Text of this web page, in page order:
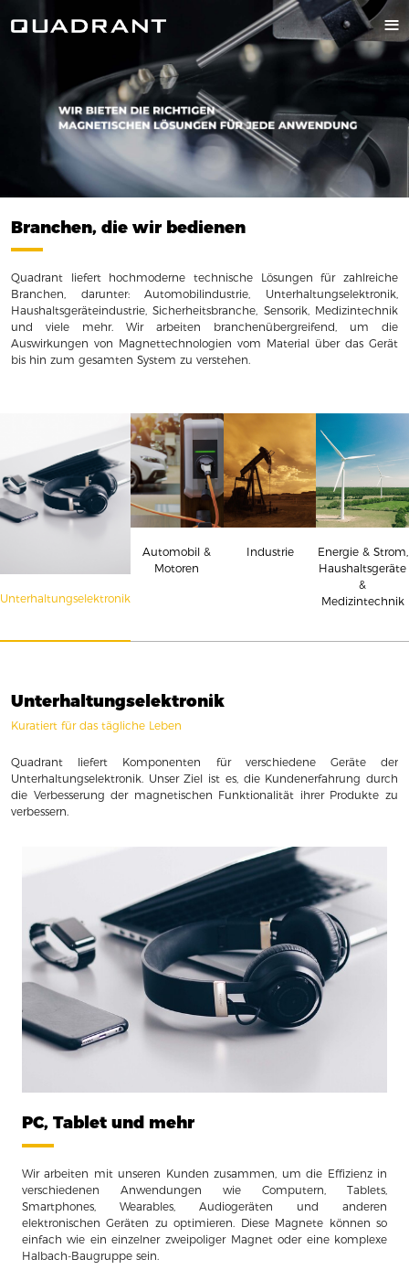
Branchen, die wir bedienen
Quadrant liefert hochmoderne technische Lösungen für zahlreiche
Branchen, darunter: Automobilindustrie, Unterhaltungselektronik,
Haushaltsgeräteindustrie, Sicherheitsbranche, Sensorik, Medizintechnik
und viele mehr. Wir arbeiten branchenübergreifend, um die
Auswirkungen von Magnettechnologien vom Material über das Gerät
bis hin zum gesamten System zu verstehen.
Unterhaltungselektronik
Automobil &
Motoren
Industrie
Energie & Strom,
Haushaltsgeräte
&
Medizintechnik
Unterhaltungselektronik
Kuratiert für das tägliche Leben
Quadrant liefert Komponenten für verschiedene Geräte der
Unterhaltungselektronik. Unser Ziel ist es, die Kundenerfahrung durch
die Verbesserung der magnetischen Funktionalität ihrer Produkte zu
verbessern.
PC, Tablet und mehr
Wir arbeiten mit unseren Kunden zusammen, um die Effizienz in
verschiedenen Anwendungen wie Computern, Tablets,
Smartphones, Wearables, Audiogeräten und anderen
elektronischen Geräten zu optimieren. Diese Magnete können so
einfach wie ein einzelner zweipoliger Magnet oder eine komplexe
Halbach-Baugruppe sein.